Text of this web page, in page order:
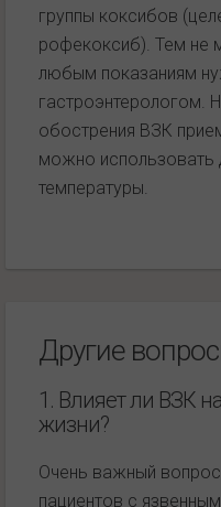
группы коксибов
рофекоксиб). Тем не
любым показаниям
гастроэнтерологом.
обострения ВЗК
можно использовать
температуры.
Другие
1. Влияет ли ВЗК
жизни?
Очень важный
пациентов с